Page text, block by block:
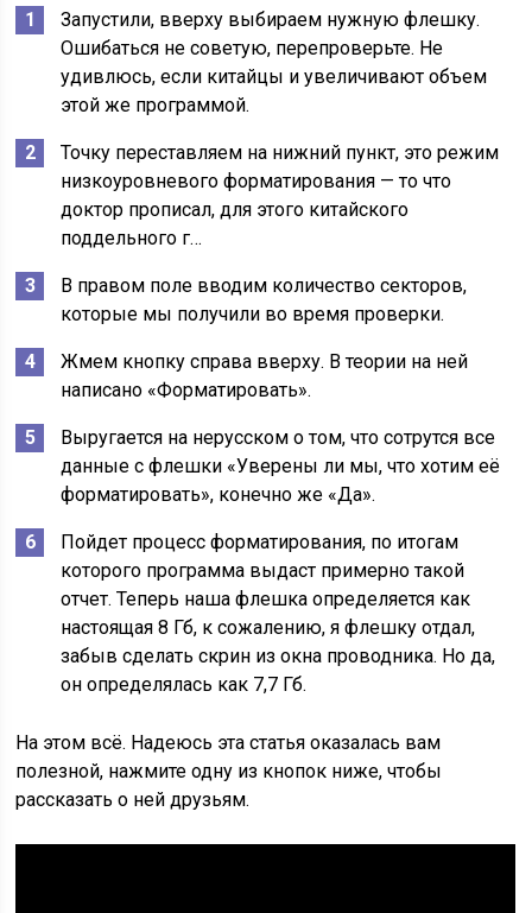
Запустили, вверху выбираем нужную флешку.
Ошибаться не советую, перепроверьте. Не
удивлюсь, если китайцы и увеличивают объем
этой же программой.
Точку переставляем на нижний пункт, это режим
низкоуровневого форматирования — то что
доктор прописал, для этого китайского
поддельного г…
В правом поле вводим количество секторов,
которые мы получили во время проверки.
Жмем кнопку справа вверху. В теории на ней
написано «Форматировать».
Выругается на нерусском о том, что сотрутся все
данные с флешки «Уверены ли мы, что хотим её
форматировать», конечно же «Да».
Пойдет процесс форматирования, по итогам
которого программа выдаст примерно такой
отчет. Теперь наша флешка определяется как
настоящая 8 Гб, к сожалению, я флешку отдал,
забыв сделать скрин из окна проводника. Но да,
он определялась как 7,7 Гб.
На этом всё. Надеюсь эта статья оказалась вам
полезной, нажмите одну из кнопок ниже, чтобы
рассказать о ней друзьям.